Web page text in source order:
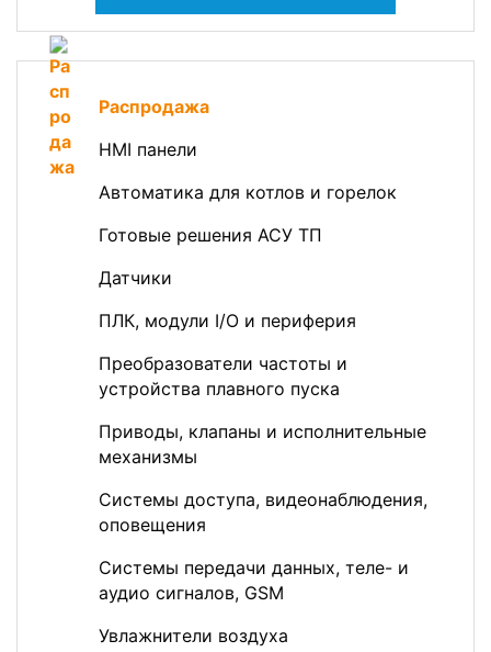
Распродажа
HMI панели
Автоматика для котлов и горелок
Готовые решения АСУ ТП
Датчики
ПЛК, модули I/O и периферия
Преобразователи частоты и
устройства плавного пуска
Приводы, клапаны и исполнительные
механизмы
Системы доступа, видеонаблюдения,
оповещения
Системы передачи данных, теле- и
аудио сигналов, GSM
Увлажнители воздуха